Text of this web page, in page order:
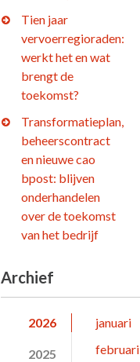
Tien jaar
vervoerregioraden:
werkt het en wat
brengt de
toekomst?
Transformatieplan,
beheerscontract
en nieuwe cao
bpost: blijven
onderhandelen
over de toekomst
van het bedrijf
Archief
2026
2025
januari
februari